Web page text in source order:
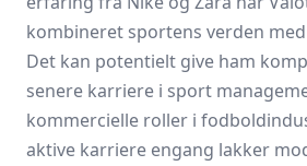
kombineret sportens verden
Det kan potentielt give ham
senere karriere i sport
kommercielle roller i
aktive karriere engang lakker